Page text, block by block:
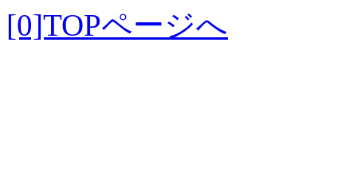
[0]TOPページへ